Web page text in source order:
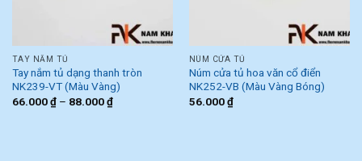
TAY NẮM TỦ
Tay nắm tủ dạng thanh tròn
NK239-VT (Màu Vàng)
66.000₫– 88.000₫
NÚM CỬA TỦ
Núm cửa tủ hoa văn cổ điển
NK252-VB (Màu Vàng Bóng)
56.000₫